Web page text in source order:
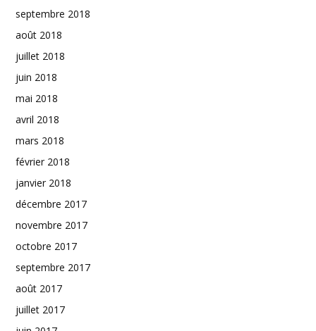
septembre 2018
août 2018
juillet 2018
juin 2018
mai 2018
avril 2018
mars 2018
février 2018
janvier 2018
décembre 2017
novembre 2017
octobre 2017
septembre 2017
août 2017
juillet 2017